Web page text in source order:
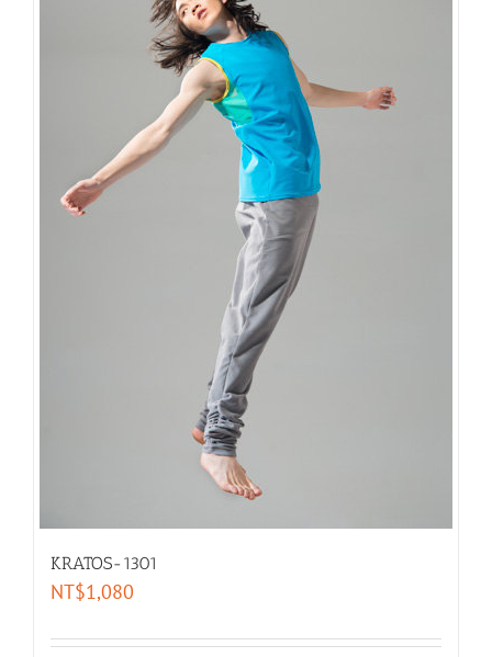
KRATOS-1301
NT$1,080